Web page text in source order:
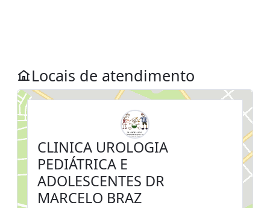
Locais de atendimento
CLINICA UROLOGIA
PEDIÁTRICA E
ADOLESCENTES DR
MARCELO BRAZ